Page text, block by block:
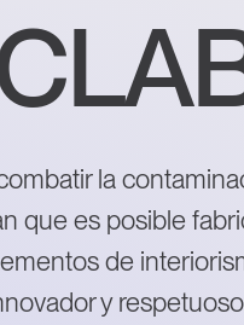
la
que es posible
de
y